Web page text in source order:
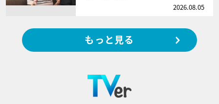
2026.08.05
もっと見る